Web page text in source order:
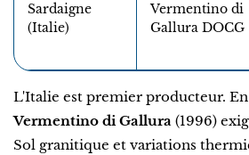
Sardaigne
(Italie)
Vermentino di
Gallura DOCG
L'Italie est premier producteur. En
Vermentino di Gallura (1996)
Sol granitique et variations